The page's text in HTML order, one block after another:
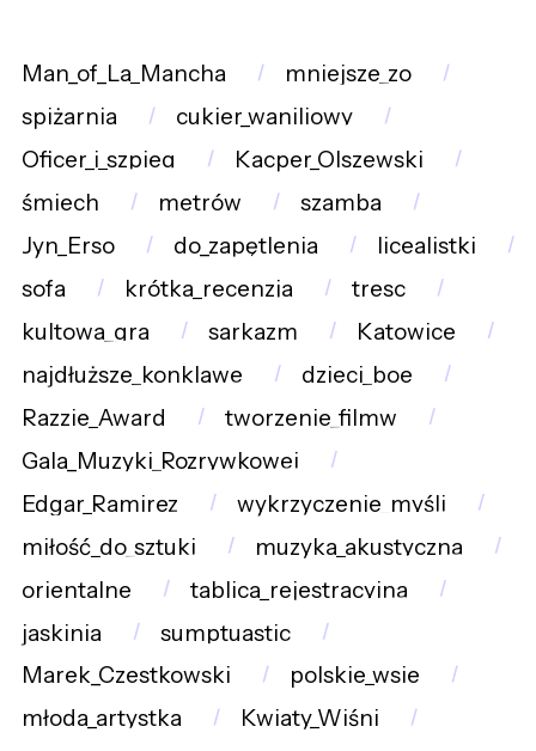
Man_of_La_Mancha
mniejsze_zo
spiżarnia
cukier_waniliowy
Oficer_i_szpieg
Kacper_Olszewski
śmiech
metrów
szamba
Jyn_Erso
do_zapętlenia
licealistki
sofa
krótka_recenzja
tresc
kultowa_gra
sarkazm
Katowice
najdłuższe_konklawe
dzieci_boe
Razzie_Award
tworzenie_filmw
Gala_Muzyki_Rozrywkowej
Edgar_Ramirez
wykrzyczenie_myśli
miłość_do_sztuki
muzyka_akustyczna
orientalne
tablica_rejestracyjna
jaskinia
sumptuastic
Marek_Czestkowski
polskie_wsie
młoda_artystka
Kwiaty_Wiśni